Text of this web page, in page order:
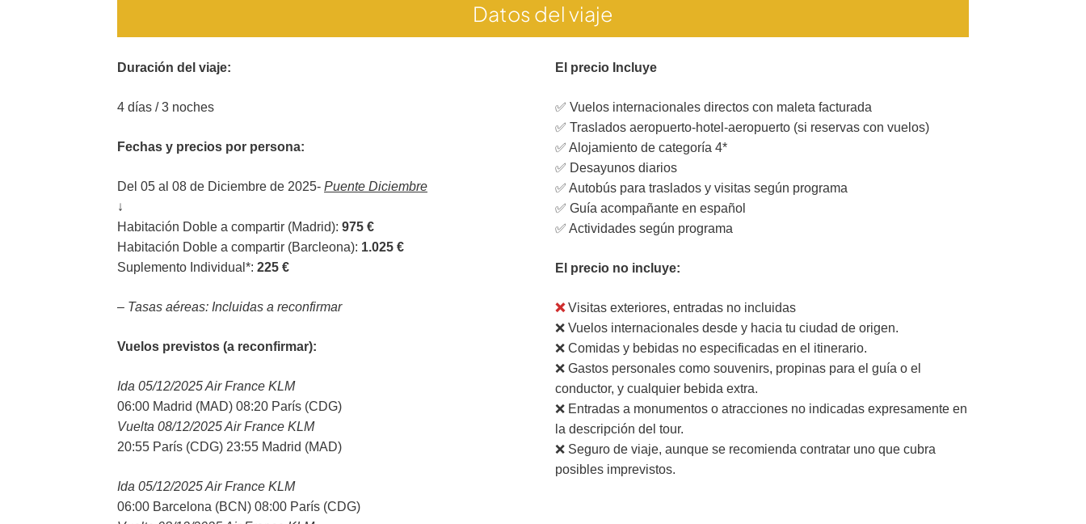
Datos del viaje
Duración del viaje:
4 días / 3 noches
Fechas y precios por persona:
Del 05 al 08 de Diciembre de 2025- Puente Diciembre
↓
Habitación Doble a compartir (Madrid): 975 €
Habitación Doble a compartir (Barcleona): 1.025 €
Suplemento Individual*: 225 €
– Tasas aéreas: Incluidas a reconfirmar
Vuelos previstos (a reconfirmar):
Ida 05/12/2025 Air France KLM
06:00 Madrid (MAD) 08:20 París (CDG)
Vuelta 08/12/2025 Air France KLM
20:55 París (CDG) 23:55 Madrid (MAD)
Ida 05/12/2025 Air France KLM
06:00 Barcelona (BCN) 08:00 París (CDG)
El precio Incluye
✅ Vuelos internacionales directos con maleta facturada
✅ Traslados aeropuerto-hotel-aeropuerto (si reservas con vuelos)
✅ Alojamiento de categoría 4*
✅ Desayunos diarios
✅ Autobús para traslados y visitas según programa
✅ Guía acompañante en español
✅ Actividades según programa
El precio no incluye:
❌Visitas exteriores, entradas no incluidas
❌ Vuelos internacionales desde y hacia tu ciudad de origen.
❌ Comidas y bebidas no especificadas en el itinerario.
❌ Gastos personales como souvenirs, propinas para el guía o el
conductor, y cualquier bebida extra.
❌ Entradas a monumentos o atracciones no indicadas expresamente en
la descripción del tour.
❌ Seguro de viaje, aunque se recomienda contratar uno que cubra
posibles imprevistos.